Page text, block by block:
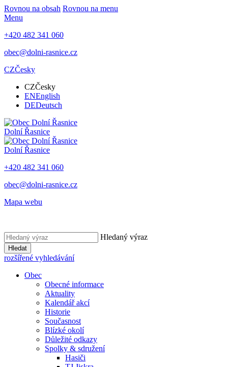
Rovnou na obsah Rovnou na menu
Menu
+420 482 341 060
obec@dolni-rasnice.cz
CZČesky
CZČesky
ENEnglish
DEDeutsch
Dolní Řasnice
Dolní Řasnice
+420 482 341 060
obec@dolni-rasnice.cz
Mapa webu
Hledaný výraz
Hledat
rozšířené vyhledávání
Obec
Obecné informace
Aktuality
Kalendář akcí
Historie
Současnost
Blízké okolí
Důležité odkazy
Spolky & sdružení
Hasiči